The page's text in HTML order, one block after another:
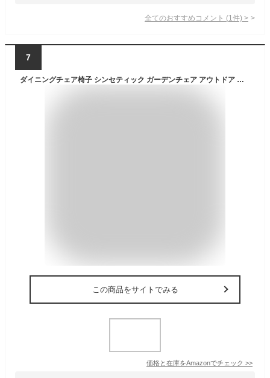
全てのおすすめコメント (1 件) >
7
ダイニングチェア椅子 シンセティック ガーデンチェア アウトドア アジアン家具 食卓椅子 ガーデンチェア スタッキング可能 ガーデンチェア ラタン カフェ テラス アジアンテイスト アジアン雑貨 高耐候性プラスチック 水洗い 雨ざらし シンプル モダン
この商品をサイトでみる
価格と在庫をAmazonでチェック >>